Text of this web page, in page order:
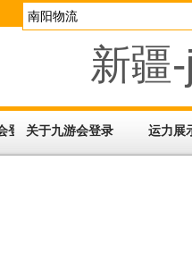
新疆
登录关于九游会登录 运力展